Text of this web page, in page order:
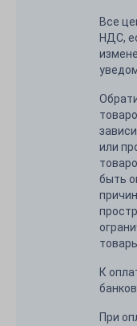
Все
НДС,
или
быть
К
При